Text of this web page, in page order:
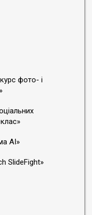
фото- і
АІ»
SlideFight»